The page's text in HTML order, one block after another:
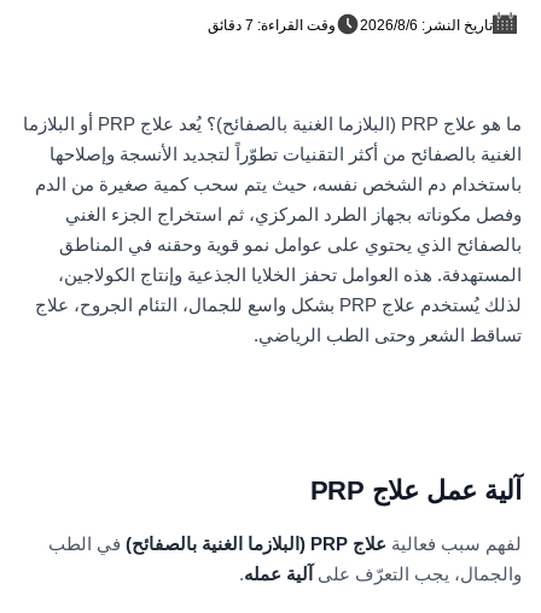
تاريخ النشر: 6‏/8‏/2026 وقت القراءة: 7 دقائق
ما هو علاج PRP (البلازما الغنية بالصفائح)؟ يُعد علاج PRP أو البلازما
الغنية بالصفائح من أكثر التقنيات تطوّراً لتجديد الأنسجة وإصلاحها
باستخدام دم الشخص نفسه، حيث يتم سحب كمية صغيرة من الدم
وفصل مكوناته بجهاز الطرد المركزي، ثم استخراج الجزء الغني
بالصفائح الذي يحتوي على عوامل نمو قوية وحقنه في المناطق
المستهدفة. هذه العوامل تحفز الخلايا الجذعية وإنتاج الكولاجين،
لذلك يُستخدم علاج PRP بشكل واسع للجمال، التئام الجروح، علاج
تساقط الشعر وحتى الطب الرياضي.
آلية عمل علاج PRP
لفهم سبب فعالية علاج PRP (البلازما الغنية بالصفائح) في الطب
والجمال، يجب التعرّف على آلية عمله.